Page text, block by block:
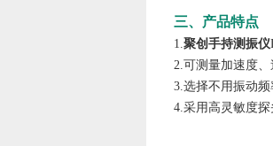
三、产品特点
1.聚创手持测振仪
2.可测量加速度
3.选择不用振动
4.采用高灵敏度